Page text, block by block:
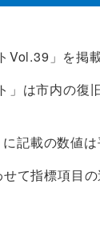
Vol.39」を掲
」は市内の
記載の数値
て指標項目の